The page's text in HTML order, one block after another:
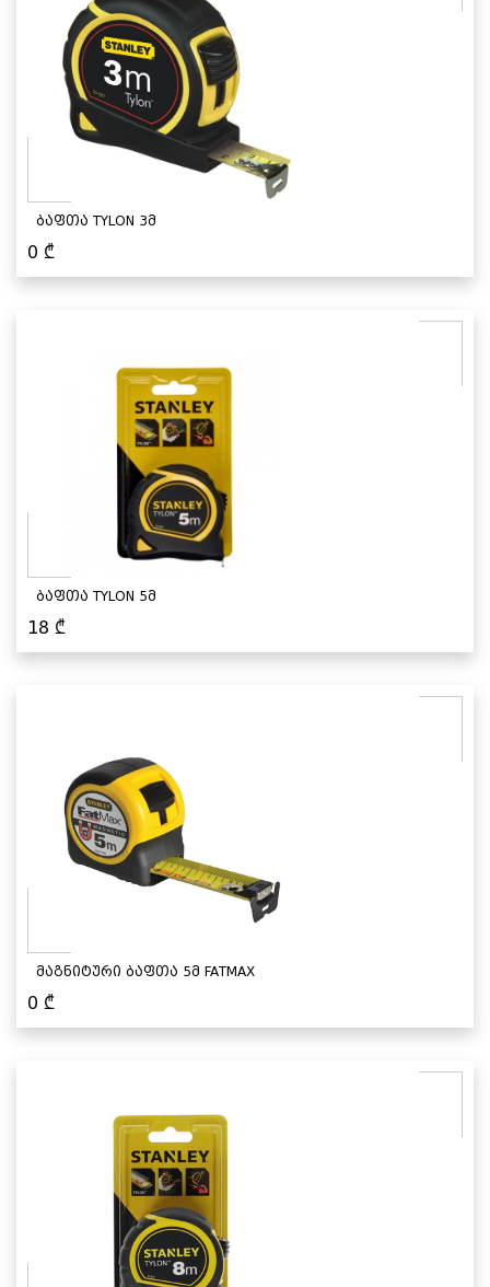
ბაფთა TYLON 3მ
0 ₾
ბაფთა TYLON 5მ
18 ₾
მაგნიტური ბაფთა 5მ FATMAX
0 ₾